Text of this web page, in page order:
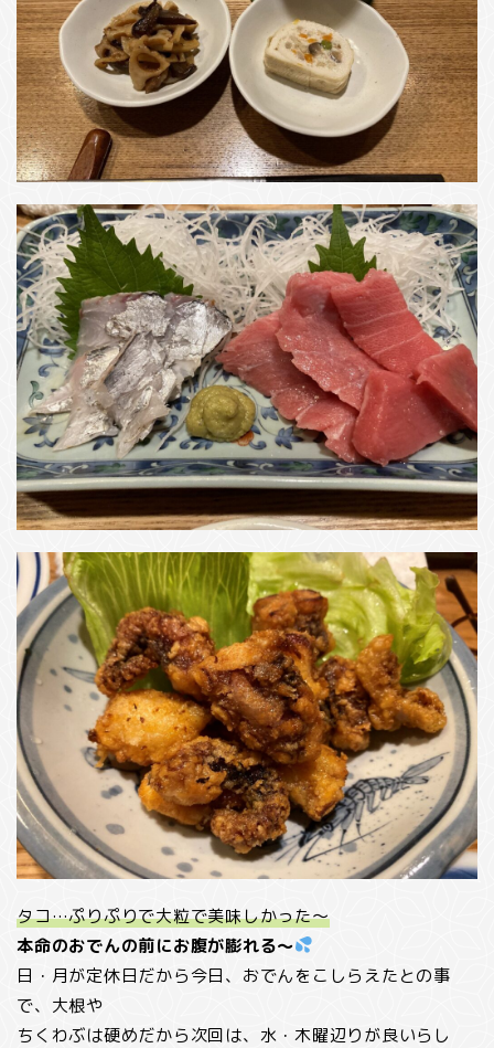
タコ…ぷりぷりで大粒で美味しかった～
本命のおでんの前にお腹が膨れる～
日・月が定休日だから今日、おでんをこしらえたとの事
で、大根や
ちくわぶは硬めだから次回は、水・木曜辺りが良いらし